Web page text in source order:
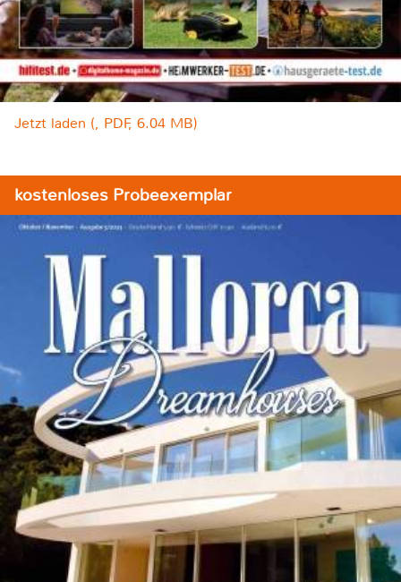
Jetzt laden (, PDF, 6.04 MB)
kostenloses Probeexemplar